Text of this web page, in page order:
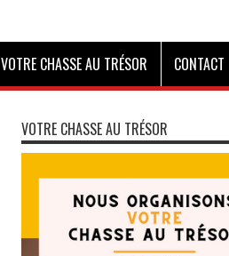
VOTRE CHASSE AU TRÉSOR CONTACT
VOTRE CHASSE AU TRÉSOR